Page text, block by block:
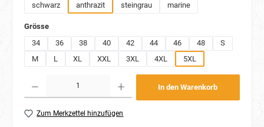
schwarz
anthrazit steingrau marine
Grösseauswählen
34
36 38 40 42 44 46 48
S
M
L XL XXL 3XL 4XL 5XL
In den Warenkorb
Zum Merkzettel hinzufügen